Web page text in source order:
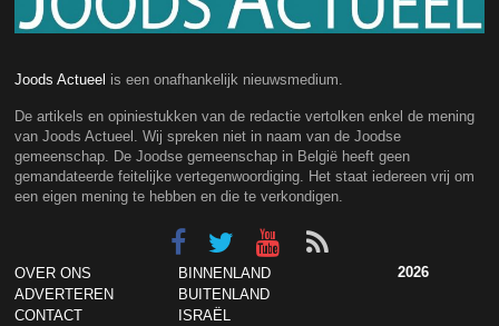
Joods Actueel is een onafhankelijk nieuwsmedium.
De artikels en opiniestukken van de redactie vertolken enkel de mening
van Joods Actueel. Wij spreken niet in naam van de Joodse
gemeenschap. De Joodse gemeenschap in België heeft geen
gemandateerde feitelijke vertegenwoordiging. Het staat iedereen vrij om
een eigen mening te hebben en die te verkondigen.
OVER ONS
ADVERTEREN
CONTACT
BINNENLAND
BUITENLAND
ISRAËL
2026